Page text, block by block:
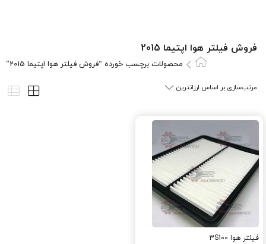
فروش فیلتر هوا اپتیما 2015
محصولات برچسب خورده “فروش فیلتر هوا اپتیما 2015”
فیلتر هوا 3S100